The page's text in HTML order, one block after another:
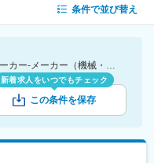
条件で並び替え
[勤務地]京都市 [業種]機械部品・金型メーカー-メーカー（機械・電気）業界 [詳細条件](仕事内容)管理職・マネジャー
新着求人をいつでもチェック
この条件を保存